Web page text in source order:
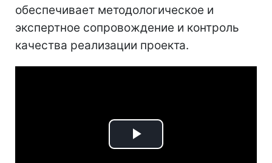
обеспечивает методологическое и
экспертное сопровождение и контроль
качества реализации проекта.
Play